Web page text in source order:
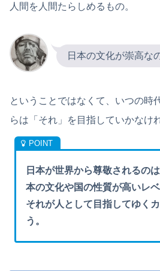
人間を人間たらしめるもの。
日本の文化が崇高な
ということではなくて、いつの時
らは「それ」を目指していかなけ
日本が世界から尊敬されるの
本の文化や国の性質が高いレ
それが人として目指してゆく
う。